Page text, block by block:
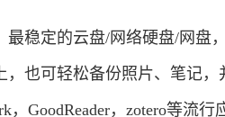
最稳定的云盘/网络硬盘/网盘
，也可轻松备份照片、笔记
，GoodReader，zotero等流行